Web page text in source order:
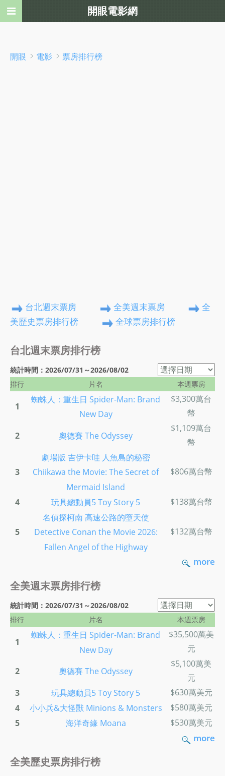
開眼 ﹥ 電影 ﹥ 票房排行榜
台北週末票房 全美週末票房
全
美歷史票房排行榜
全球票房排行榜
台北週末票房排行榜
統計時間：2026/07/31～2026/08/02
排行
片名 本週票房
1
蜘蛛人：重生日 Spider-Man: Brand
New Day
$3,300萬台
幣
2 奧德賽 The Odyssey
$1,109萬台
幣
3
劇場版 吉伊卡哇 人魚島的秘密
Chiikawa the Movie: The Secret of
Mermaid Island
$806萬台幣
4 玩具總動員5 Toy Story 5 $138萬台幣
5
名偵探柯南 高速公路的墮天使
Detective Conan the Movie 2026:
Fallen Angel of the Highway
$132萬台幣
more
全美週末票房排行榜
統計時間：2026/07/31～2026/08/02
排行
片名 本週票房
1
蜘蛛人：重生日 Spider-Man: Brand
New Day
$35,500萬美
元
2 奧德賽 The Odyssey
$5,100萬美
元
3
玩具總動員5 Toy Story 5
$630萬美元
4
小小兵&大怪獸 Minions & Monsters
$580萬美元
5
海洋奇緣 Moana $530萬美元
more
全美歷史票房排行榜
開眼電影網